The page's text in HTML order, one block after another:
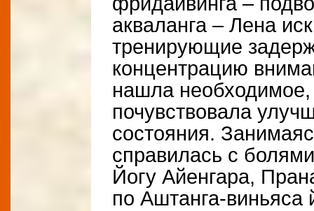
акваланга – Лена
тренирующие
концентрацию
нашла
почувствовала
состояния.
справилась с
Йогу Айенгара,
по Аштанга-виньяса